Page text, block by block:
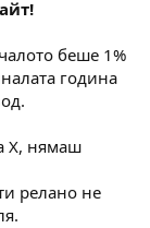
беше 1%
година
Х, нямаш
релано не